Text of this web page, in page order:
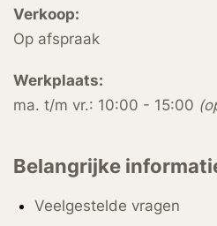
Verkoop:
Op afspraak
Werkplaats:
ma. t/m vr.: 10:00 - 15:00
Belangrijke
Veelgestelde vragen